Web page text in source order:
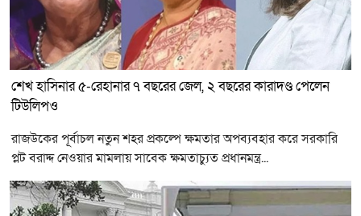
শেখ হাসিনার ৫-রেহানার ৭ বছরের জেল, ২ বছরের কারাদণ্ড পেলেন
টিউলিপও
রাজউকের পূর্বাচল নতুন শহর প্রকল্পে ক্ষমতার অপব্যবহার করে সরকারি
প্লট বরাদ্দ নেওয়ার মামলায় সাবেক ক্ষমতাচ্যুত প্রধানমন্ত্র...